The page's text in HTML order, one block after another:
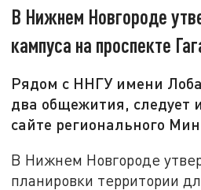
В Нижнем Новгороде
кампуса на проспекте
Рядом с ННГУ имени
два общежития, следует
сайте регионального
В Нижнем Новгороде
планировки территории